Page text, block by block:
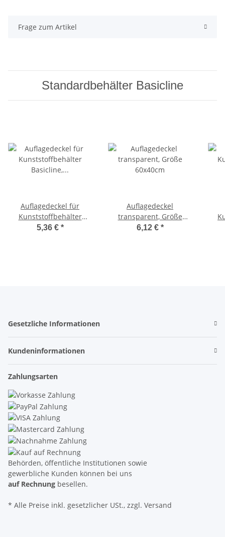
Frage zum Artikel
Standardbehälter Basicline
Auflagedeckel für
Kunststoffbehälter
Basicline, Größe
5,36 € *
Auflagedeckel
transparent, Größe
60x40cm
6,12 € *
Gesetzliche Informationen
Kundeninformationen
Zahlungsarten
Behörden, öffentliche Institutionen sowie
gewerbliche Kunden können bei uns
auf Rechnung besellen.
* Alle Preise inkl. gesetzlicher USt., zzgl. Versand